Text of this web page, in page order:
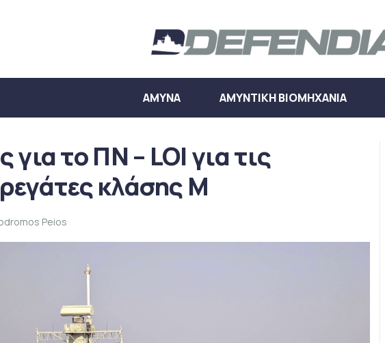
ΑΜΥΝΑ ΑΜΥΝΤΙΚΗ ΒΙΟΜΗΧΑΝΙΑ
για το ΠΝ – LOI για τις
κλάσης M
Peios